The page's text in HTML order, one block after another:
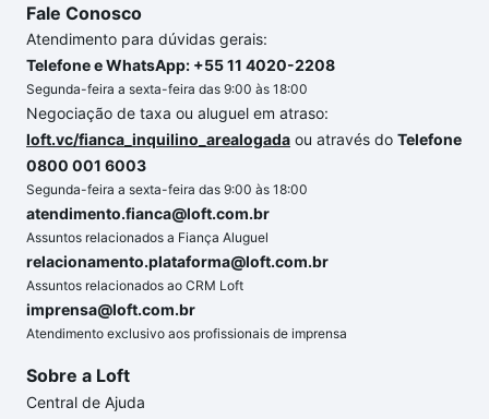
Fale Conosco
Atendimento para dúvidas gerais:
Telefone e WhatsApp: +55 11 4020-2208
Segunda-feira a sexta-feira das 9:00 às 18:00
Negociação de taxa ou aluguel em atraso:
loft.vc/fianca_inquilino_arealogada ou através do Telefone
0800 001 6003
Segunda-feira a sexta-feira das 9:00 às 18:00
atendimento.fianca@loft.com.br
Assuntos relacionados a Fiança Aluguel
relacionamento.plataforma@loft.com.br
Assuntos relacionados ao CRM Loft
imprensa@loft.com.br
Atendimento exclusivo aos profissionais de imprensa
Sobre a Loft
Central de Ajuda